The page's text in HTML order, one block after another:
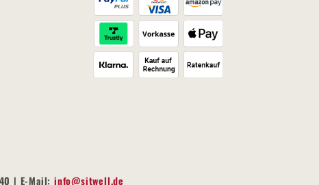
| E-Mail:info@sitwell.de